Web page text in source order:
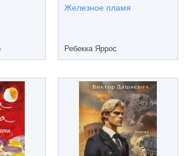
Железное пламя
Ребекка Яррос